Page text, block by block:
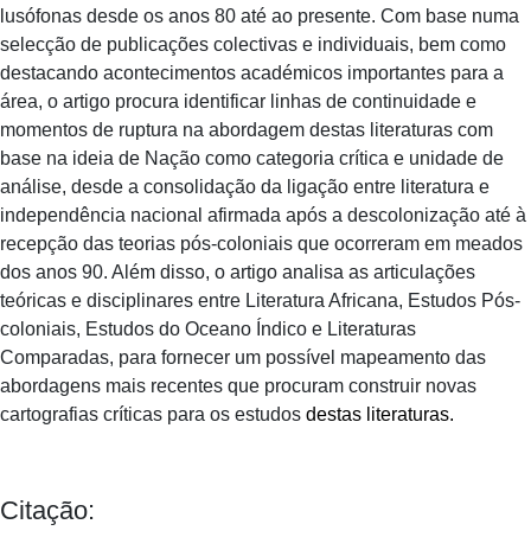
lusófonas desde os anos 80 até ao presente. Com base numa
selecção de publicações colectivas e individuais, bem como
destacando acontecimentos académicos importantes para a
área, o artigo procura identificar linhas de continuidade e
momentos de ruptura na abordagem destas literaturas com
base na ideia de Nação como categoria crítica e unidade de
análise, desde a consolidação da ligação entre literatura e
independência nacional afirmada após a descolonização até à
recepção das teorias pós-coloniais que ocorreram em meados
dos anos 90. Além disso, o artigo analisa as articulações
teóricas e disciplinares entre Literatura Africana, Estudos Pós-
coloniais, Estudos do Oceano Índico e Literaturas
Comparadas, para fornecer um possível mapeamento das
abordagens mais recentes que procuram construir novas
cartografias críticas para os estudos destas literaturas.
Citação: